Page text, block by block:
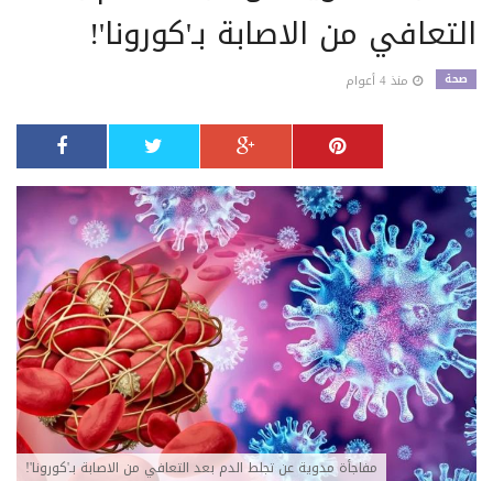
التعافي من الاصابة بـ'كورونا'!
صحة منذ 4 أعوام
مفاجأة مدوية عن تجلط الدم بعد التعافي من الاصابة بـ'كورونا'!